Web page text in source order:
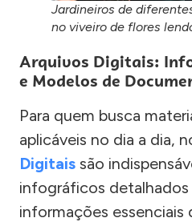
Jardineiros de
no viveiro de flores
Arquivos Digitais:
e Modelos de
Para quem busca
aplicáveis no dia a dia,
Digitais são
infográficos detalhados
informações essenciais